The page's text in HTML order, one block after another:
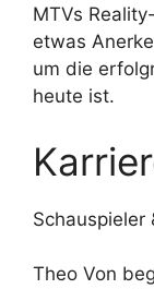
MTVs
etwas
um die
heute ist.
Schauspieler
Theo Von